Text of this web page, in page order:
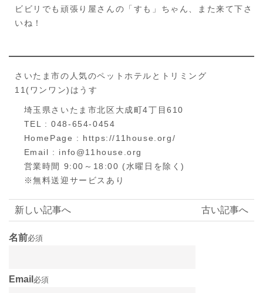
ビビリでも頑張り屋さんの「すも」ちゃん、また来て下さ
いね！
さいたま市の人気のペットホテルとトリミング
11(ワンワン)はうす
埼玉県さいたま市北区大成町4丁目610
TEL : 048-654-0454
HomePage : https://11house.org/
Email : info@11house.org
営業時間 9:00～18:00 (水曜日を除く)
※無料送迎サービスあり
古い記事へ
新しい記事へ
名前必須
Email 必須